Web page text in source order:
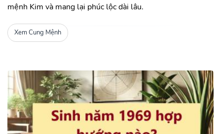
mệnh Kim và mang lại phúc lộc dài lâu.
Xem Cung Mệnh